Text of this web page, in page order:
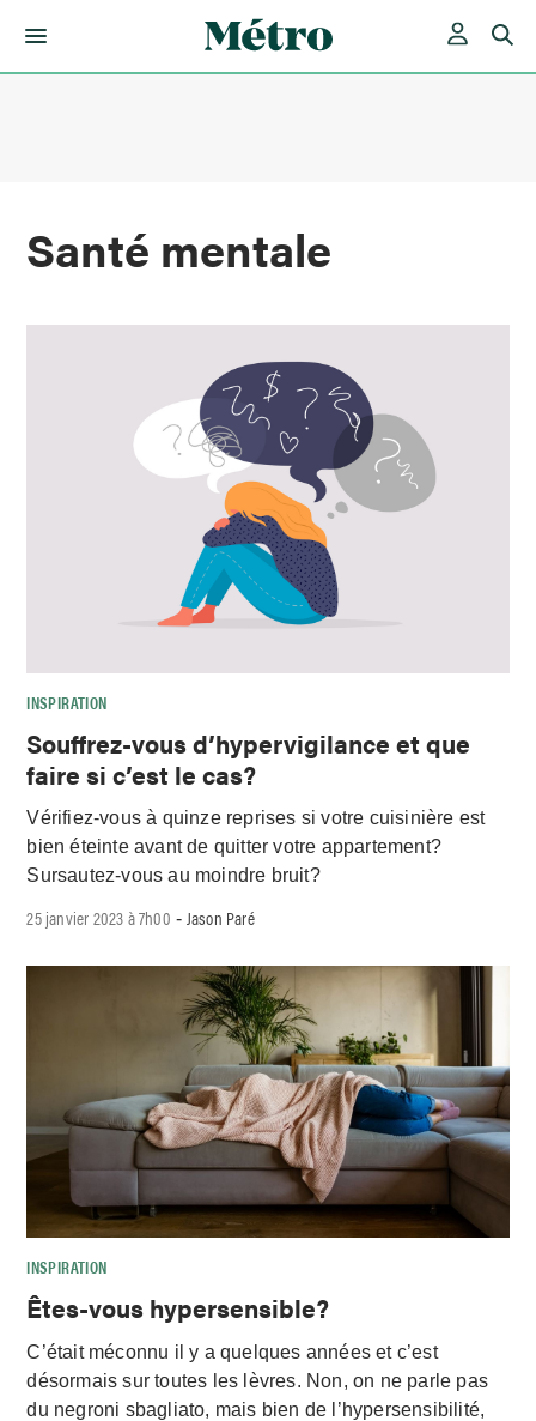
Santé mentale
INSPIRATION
Souffrez-vous d’hypervigilance et que
faire si c’est le cas?
Vérifiez-vous à quinze reprises si votre cuisinière est
bien éteinte avant de quitter votre appartement?
Sursautez-vous au moindre bruit?
25 janvier 2023 à 7h00 - Jason Paré
INSPIRATION
Êtes-vous hypersensible?
C’était méconnu il y a quelques années et c’est
désormais sur toutes les lèvres. Non, on ne parle pas
du negroni sbagliato, mais bien de l’hypersensibilité,